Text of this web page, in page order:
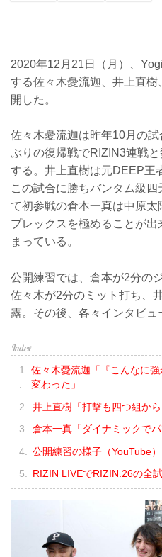
2020年12月21日（月）、
する佐々木憂流迦、井上直
開した。
佐々木憂流迦は昨年10月の
ぶりの復帰戦でRIZIN3連戦
する。井上直樹は元DEEP王
この試合に勝ちバンタム級
て初参戦の倉本一真は中原
プレックスを極めることが
まっている。
公開練習では、倉本が2分の
佐々木が2分のミット打ち、
露。その後、各々インタビュ
佐々木憂流迦「『こんなに
変わった」
井上直樹「打撃も四つ組から
倉本一真「ダイナミックで
公開練習の様子（YouTube）
RIZIN LIVEでRIZIN.26の全